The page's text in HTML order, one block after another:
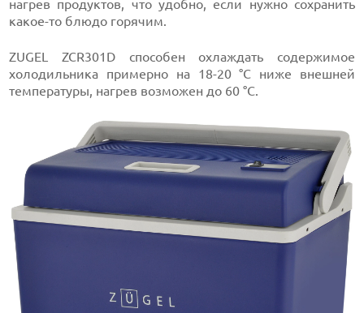
нагрев продуктов, что удобно, если нужно сохранить
какое-то блюдо горячим.
ZUGEL ZCR301D способен охлаждать содержимое
холодильника примерно на 18-20 °C ниже внешней
температуры, нагрев возможен до 60 °C.